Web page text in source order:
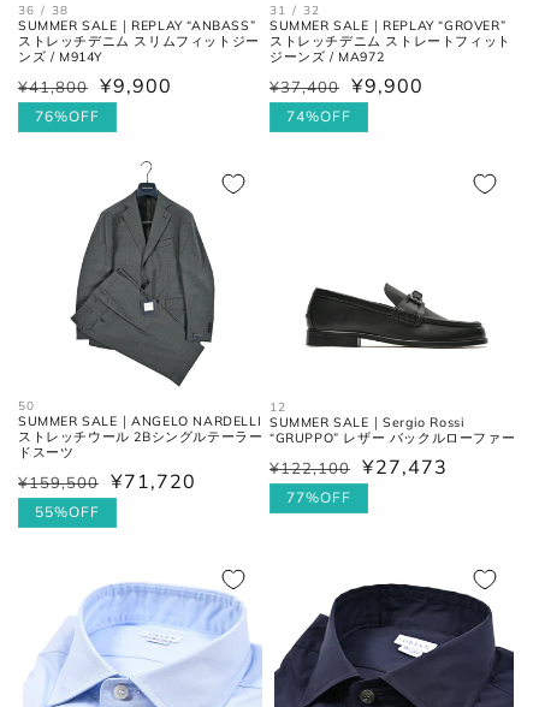
36 / 38
SUMMER SALE｜REPLAY “ANBASS”
ストレッチデニム スリムフィットジー
ンズ / M914Y
通
常
¥41,800
セ
ー
¥9,900
76%OFF
31 / 32
SUMMER SALE｜REPLAY “GROVER”
ストレッチデニム ストレートフィット
ジーンズ / MA972
通
常
¥37,400
セ
ー
¥9,900
74%OFF
50
SUMMER SALE｜ANGELO NARDELLI
ストレッチウール 2Bシングルテーラー
ドスーツ
通
常
¥159,500
セ
ー
¥71,720
55%OFF
12
SUMMER SALE｜Sergio Rossi
“GRUPPO” レザー バックルローファー
通
常
¥122,100
セ
ー
¥27,473
77%OFF